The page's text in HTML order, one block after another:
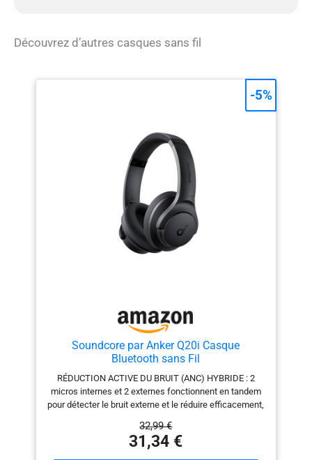
Découvrez d’autres casques sans fil
Soundcore par Anker Q20i Casque
Bluetooth sans Fil
RÉDUCTION ACTIVE DU BRUIT (ANC) HYBRIDE : 2
micros internes et 2 externes fonctionnent en tandem
pour détecter le bruit externe et le réduire efficacement,
voitures et d'avions. PLONGEZ AU CŒUR D'UN SON
PRÉCIS : le casque antibruit est doté de grands
transducteurs dynamiques de 40 mm qui produisent un
32,99 €
31,34 €
-5%